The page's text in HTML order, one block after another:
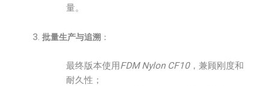
量。
批量生产与追溯 ：
最终版本使用FDM Nylon CF10，兼顾刚度和
耐久性；